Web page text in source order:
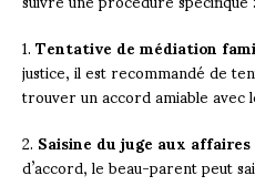
1.Tentative de médiation
justice, il est recommandé de
trouver un accord amiable avec
2.Saisine du juge aux
d’accord, le beau-parent peut